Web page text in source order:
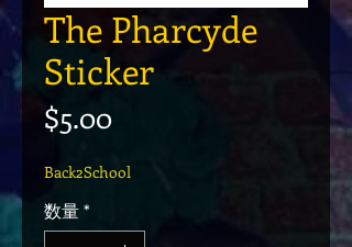
The Pharcyde
Sticker
$5.00価格
Back2School
数量*